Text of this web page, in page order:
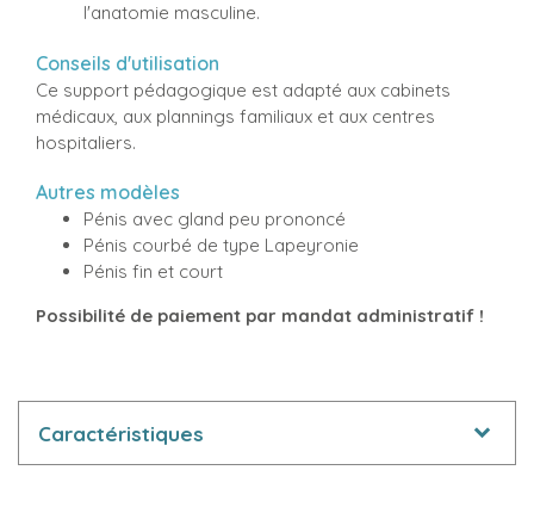
l'anatomie masculine.
Conseils d'utilisation
Ce support pédagogique est adapté aux cabinets
médicaux, aux plannings familiaux et aux centres
hospitaliers.
Autres modèles
Pénis avec gland peu prononcé
Pénis courbé de type Lapeyronie
Pénis fin et court
Possibilité de paiement par mandat administratif !
Caractéristiques